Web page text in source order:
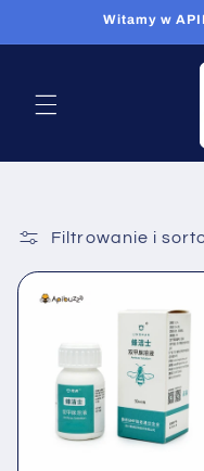
treści
Witamy w
Filtrowanie i